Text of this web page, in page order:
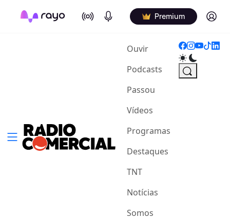
On Air Podcasts Premium Log in
Ouvir(current)
Podcasts
Passou
Vídeos
Programas
Destaques
TNT
Notícias
Somos